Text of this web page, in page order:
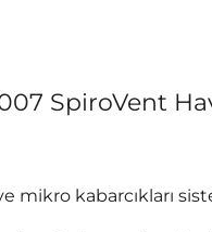
SpiroVent
mikro kabarcıkları